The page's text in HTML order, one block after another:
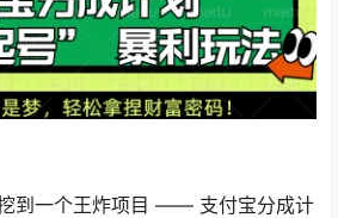
到一个王炸项目 —— 支付宝分成计